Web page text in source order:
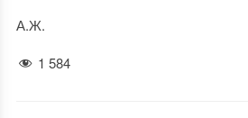
А.Ж.
1 584